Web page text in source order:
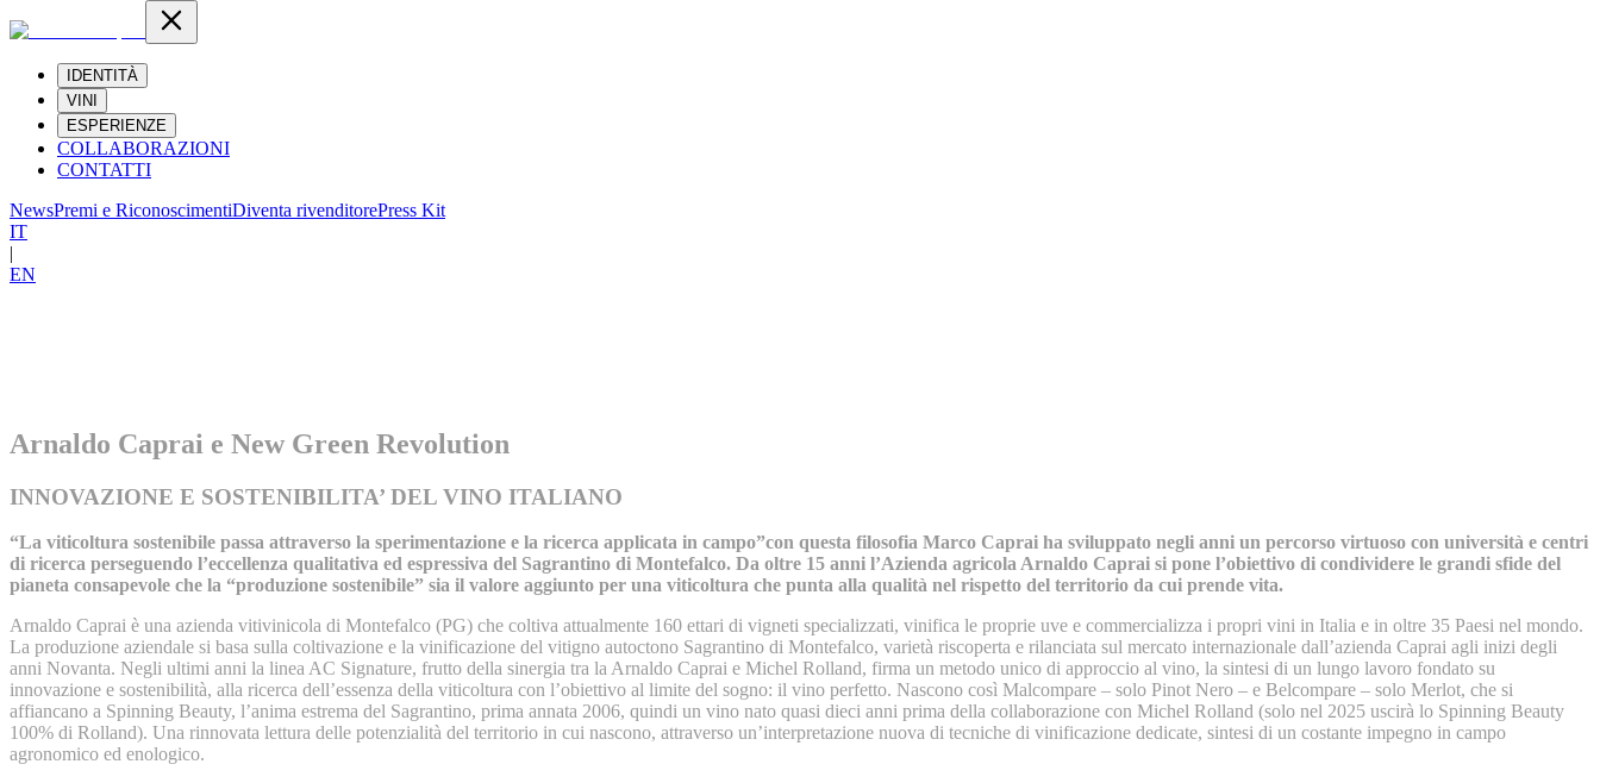
IDENTITÀ
VINI
ESPERIENZE
COLLABORAZIONI
CONTATTI
NewsPremi e RiconoscimentiDiventa rivenditorePress Kit
IT
|
EN
Arnaldo Caprai e New Green Revolution
INNOVAZIONE E SOSTENIBILITA’ DEL VINO ITALIANO
“La viticoltura sostenibile passa attraverso la sperimentazione e la ricerca applicata in campo”con questa filosofia Marco Caprai ha sviluppato negli anni un percorso virtuoso con università e centri
di ricerca perseguendo l’eccellenza qualitativa ed espressiva del Sagrantino di Montefalco. Da oltre 15 anni l’Azienda agricola Arnaldo Caprai si pone l’obiettivo di condividere le grandi sfide del
pianeta consapevole che la “produzione sostenibile” sia il valore aggiunto per una viticoltura che punta alla qualità nel rispetto del territorio da cui prende vita.
Arnaldo Caprai è una azienda vitivinicola di Montefalco (PG) che coltiva attualmente 160 ettari di vigneti specializzati, vinifica le proprie uve e commercializza i propri vini in Italia e in oltre 35 Paesi nel mondo.
La produzione aziendale si basa sulla coltivazione e la vinificazione del vitigno autoctono Sagrantino di Montefalco, varietà riscoperta e rilanciata sul mercato internazionale dall’azienda Caprai agli inizi degli
anni Novanta. Negli ultimi anni la linea AC Signature, frutto della sinergia tra la Arnaldo Caprai e Michel Rolland, firma un metodo unico di approccio al vino, la sintesi di un lungo lavoro fondato su
innovazione e sostenibilità, alla ricerca dell’essenza della viticoltura con l’obiettivo al limite del sogno: il vino perfetto. Nascono così Malcompare – solo Pinot Nero – e Belcompare – solo Merlot, che si
affiancano a Spinning Beauty, l’anima estrema del Sagrantino, prima annata 2006, quindi un vino nato quasi dieci anni prima della collaborazione con Michel Rolland (solo nel 2025 uscirà lo Spinning Beauty
100% di Rolland). Una rinnovata lettura delle potenzialità del territorio in cui nascono, attraverso un’interpretazione nuova di tecniche di vinificazione dedicate, sintesi di un costante impegno in campo
agronomico ed enologico.